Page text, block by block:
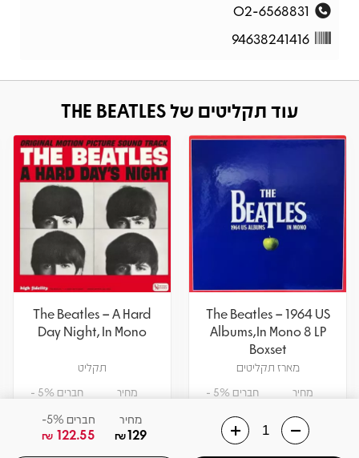
מחיר
129
₪
חברים 5%-
122.55
₪
02-6568831
94638241416
עוד תקליטים של THE BEATLES
The Beatles – 1964 US
Albums,In Mono 8 LP
Boxset
מארז תקליטים
מחיר חברים 5% -
הוספה לסל
The Beatles – A Hard
Day Night, In Mono
תקליט
מחיר חברים 5% -
הוספה לסל